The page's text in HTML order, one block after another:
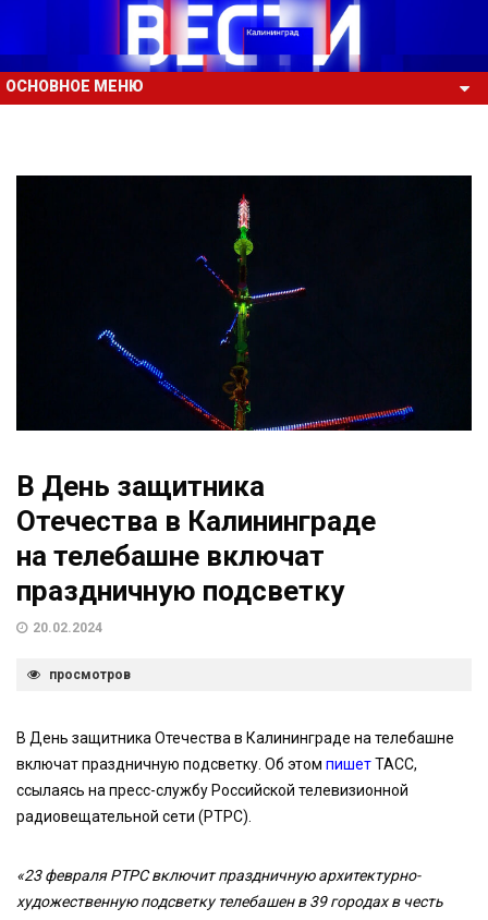
ОСНОВНОЕ МЕНЮ
В День защитника
Отечества в Калининграде
на телебашне включат
праздничную подсветку
20.02.2024
просмотров
В День защитника Отечества в Калининграде на телебашне
включат праздничную подсветку. Об этом пишетТАСС,
ссылаясь на пресс-службу Российской телевизионной
радиовещательной сети (РТРС).
«23 февраля РТРС включит праздничную архитектурно-
художественную подсветку телебашен в 39 городах в честь